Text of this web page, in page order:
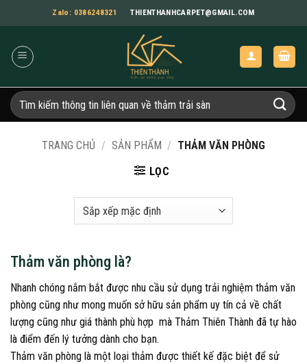
qua
dung
Zalo: 0386248321 THIENTHANHCARPET@GMAIL.COM
Tìm
kiếm:
TRANG CHỦ / SẢN PHẨM / THẢM VĂN PHÒNG
LỌC
Thảm văn phòng là?
Nhanh chóng nắm bắt được nhu cầu sử dụng trải nghiệm thảm văn
phòng cũng như mong muốn sở hữu sản phẩm uy tín cả về chất
lượng cũng như giá thành phù hợp mà Thảm Thiên Thành đã tự hào
là điểm đến lý tưởng dành cho bạn.
Thảm văn phòng là một loại thảm được thiết kế đặc biệt để sử